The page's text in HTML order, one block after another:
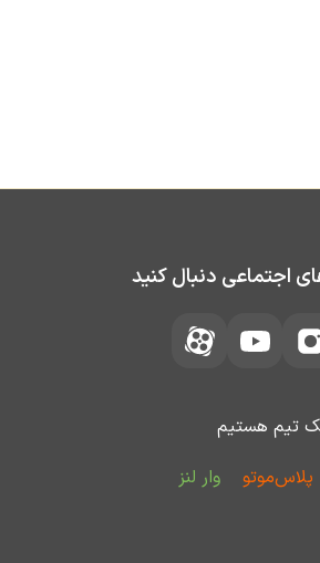
اجتماعی دنبال کنید
تیم هستیم
پلاس‌موتو وار لنز